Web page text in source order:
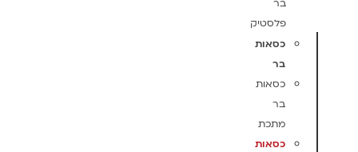
בר
פלסטיק
כסאות
בר
כסאות
בר
מתכת
כסאות